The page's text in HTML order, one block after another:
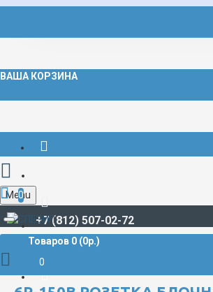
ВАША КОРЗИНА
+7 (812) 507-02-72
Menu
0
Товаров 0 (0р.)
0
РАЗЪЁМЫ СУДОВЫЕ